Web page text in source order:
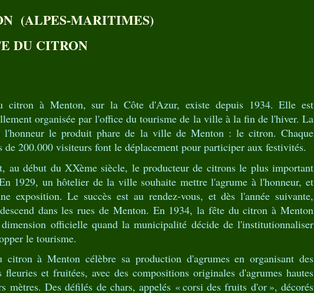
(ALPES-MARITIMES)
DU CITRON
citron à Menton, sur la Côte d'Azur, existe depuis 1934. Elle est
organisée par l'office du tourisme de la ville à la fin de l'hiver. La
l'honneur le produit phare de la ville de Menton : le citron. Chaque
de 200.000 visiteurs font le déplacement pour participer aux festivités.
au début du XXème siècle, le producteur de citrons le plus important
1929, un hôtelier de la ville souhaite mettre l'agrume à l'honneur, et
exposition. Le succès est au rendez-vous, et dès l'année suivante,
dans les rues de Menton. En 1934, la fête du citron à Menton
officielle quand la municipalité décide de l'institutionnaliser
le tourisme.
à Menton célèbre sa production d'agrumes en organisant des
fleuries et fruitées, avec des compositions originales d'agrumes hautes
mètres. Des défilés de chars, appelés « corsi des fruits d'or », décorés